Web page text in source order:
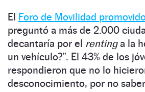
El Foro de Movilidad
preguntó a más de 2.000
decantaría por el rentinga la
un vehículo?”. El 43% de los
respondieron que no lo
desconocimiento, por no